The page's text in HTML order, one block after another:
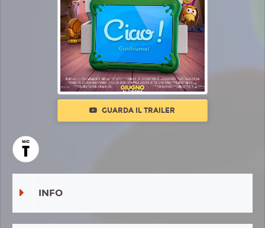
GUARDA IL TRAILER
INFO